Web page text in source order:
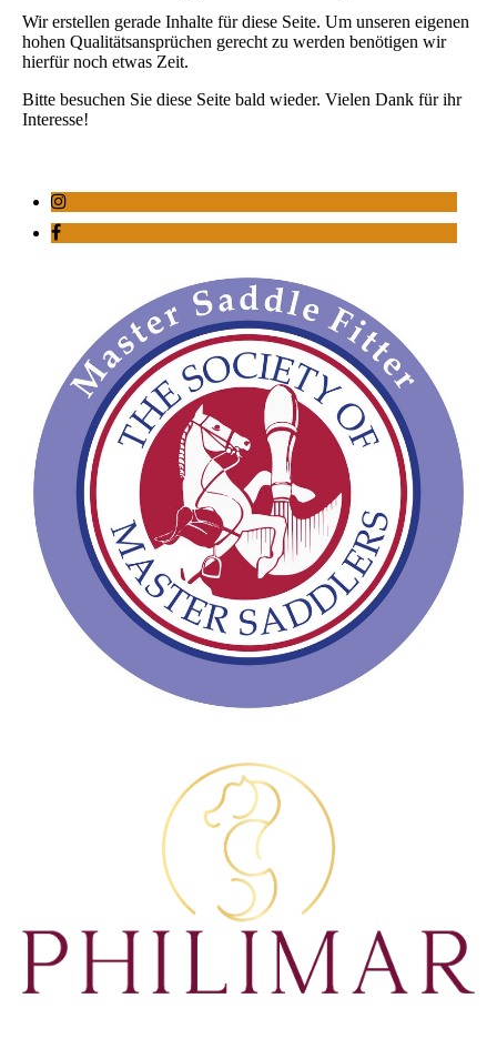
Wir erstellen gerade Inhalte für diese Seite. Um unseren eigenen
hohen Qualitätsansprüchen gerecht zu werden benötigen wir
hierfür noch etwas Zeit.
Bitte besuchen Sie diese Seite bald wieder. Vielen Dank für ihr
Interesse!